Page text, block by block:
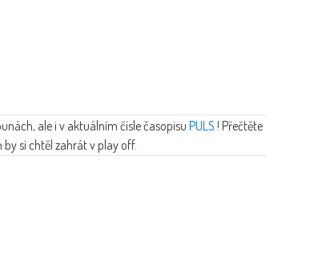
ale i v aktuálním čísle časopisu PULS ! Přečtěte
si chtěl zahrát v play off.